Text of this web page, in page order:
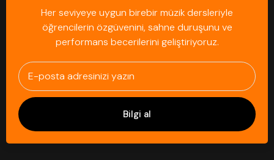
Her seviyeye uygun birebir müzik dersleriyle
öğrencilerin özgüvenini, sahne duruşunu ve
performans becerilerini geliştiriyoruz.
Bilgi al